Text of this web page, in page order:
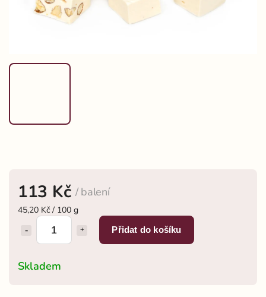
113 Kč / balení
45,20 Kč / 100 g
Přidat do košíku
Skladem